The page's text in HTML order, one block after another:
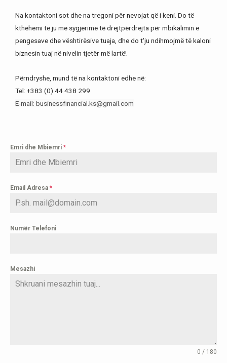
Na kontaktoni sot dhe na tregoni për nevojat që i keni. Do të
kthehemi te ju me sygjerime të drejtpërdrejta për mbikalimin e
pengesave dhe vështirësive tuaja, dhe do t'ju ndihmojmë të kaloni
biznesin tuaj në nivelin tjetër më lartë!
Përndryshe, mund të na kontaktoni edhe në:
Tel: +383 (0) 44 438 299
E-mail: businessfinancial.ks@gmail.com
Emri dhe Mbiemri *
Email Adresa *
Numër Telefoni
Mesazhi
0 / 180